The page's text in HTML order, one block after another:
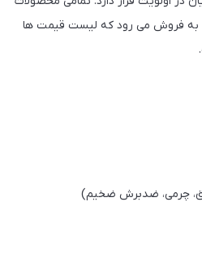
به فروش می رود که لیست قیمت ها
چرمی، ضدبرش ضخیم)